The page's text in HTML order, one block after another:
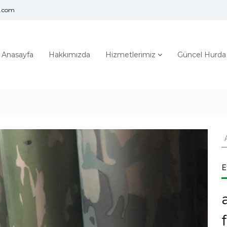
Anasayfa Hakkımızda Hizmetlerimiz Güncel
: